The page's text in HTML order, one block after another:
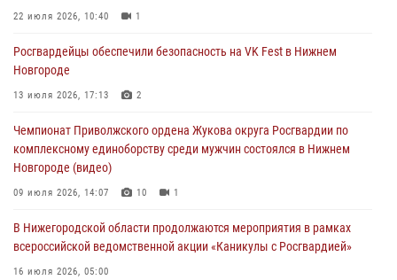
Росгвардейцы обеспечили безопасность на VK Fest в Нижнем
13 июля 2026, 17:13
Нижегородские росгвардейцы за прошедшую неделю выезжали
13 июля 2026, 06:45
Росгвардейцы предотвратили серию краж в Нижнем Новгороде
10 июля 2026, 09:38
22 июля 2026, 10:40 1
Росгвардейцы обеспечили безопасность на VK Fest в Нижнем
Новгороде
13 июля 2026, 17:13 2
Чемпионат Приволжского ордена Жукова округа Росгвардии по
комплексному единоборству среди мужчин состоялся в Нижнем
Новгороде (видео)
09 июля 2026, 14:07 10 1
В Нижегородской области продолжаются мероприятия в рамках
всероссийской ведомственной акции «Каникулы с Росгвардией»
16 июля 2026, 05:00